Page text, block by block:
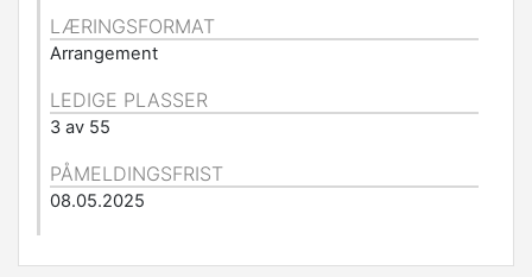
LÆRINGSFORMAT
Arrangement
LEDIGE PLASSER
3 av 55
PÅMELDINGSFRIST
08.05.2025